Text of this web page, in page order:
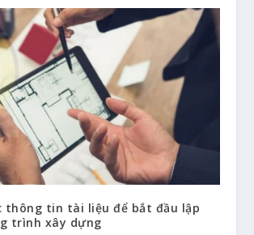
thông tin tài liệu để bắt đầu lập
trình xây dựng